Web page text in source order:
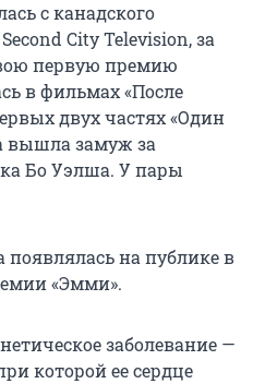
с канадского
City Television, за
первую премию
в фильмах «После
двух частях «Один
вышла замуж за
Бо Уэлша. У пары
появлялась на публике в
«Эмми».
заболевание —
которой ее сердце